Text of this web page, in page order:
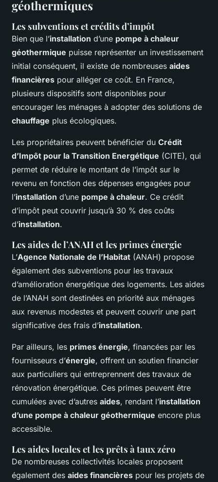
géothermiques
Les subventions et crédits d’impôt
Bien que l’installation d’une pompe à chaleur
géothermique puisse représenter un investissement
initial conséquent, il existe de nombreuses aides
financières pour alléger ce coût. En France,
plusieurs dispositifs sont disponibles pour
encourager les ménages à adopter des solutions de
chauffage plus écologiques.
Les propriétaires peuvent bénéficier du Crédit
d’Impôt pour la Transition Energétique (CITE), qui
permet de réduire le montant de l’impôt sur le
revenu en fonction des dépenses engagées pour
l’installation d’une pompe à chaleur. Ce crédit
d’impôt peut couvrir jusqu’à 30 % des coûts
d’installation.
Les aides de l’ANAH et les primes énergie
L’Agence Nationale de l’Habitat (ANAH) propose
également des subventions pour les travaux
d’amélioration énergétique des logements. Les aides
de l’ANAH sont destinées en priorité aux ménages
aux revenus modestes et peuvent couvrir une part
significative des frais d’installation.
Par ailleurs, les primes énergie, financées par les
fournisseurs d’énergie, offrent un soutien financier
aux particuliers qui entreprennent des travaux de
rénovation énergétique. Ces primes peuvent être
cumulées avec d’autres aides, rendant l’installation
d’une pompe à chaleur géothermique encore plus
accessible.
Les aides locales et les prêts à taux zéro
De nombreuses collectivités locales proposent
également des aides financières pour les projets de